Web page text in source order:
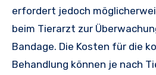
erfordert jedoch
beim Tierarzt zur
Bandage. Die Kosten für die
Behandlung können je nach